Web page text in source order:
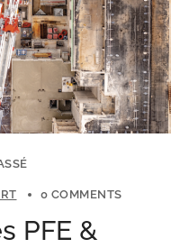
0 COMMENTS
PFE &